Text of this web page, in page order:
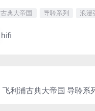
古典大帝国 导聆系列 浪漫
hifi
飞利浦古典大帝国 导聆系